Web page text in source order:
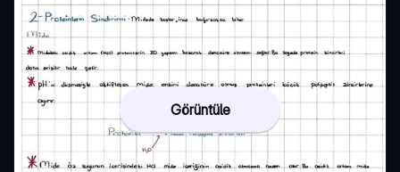
Görüntüle